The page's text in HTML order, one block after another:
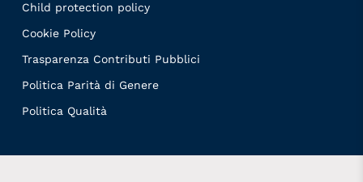
Child protection policy
Cookie Policy
Trasparenza Contributi Pubblici
Politica Parità di Genere
Politica Qualità